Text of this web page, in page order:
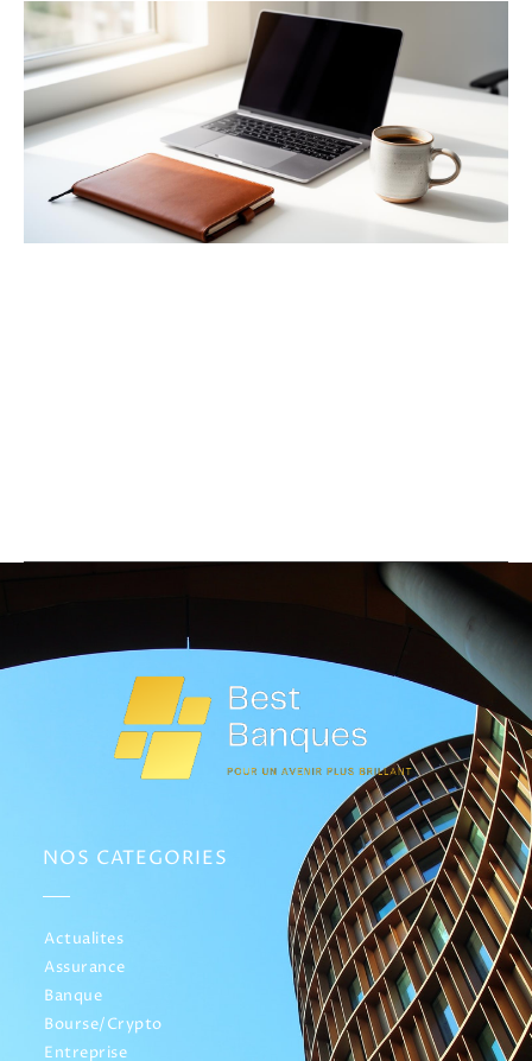
NOS CATEGORIES
Actualites
Assurance
Banque
Bourse/Crypto
Entreprise